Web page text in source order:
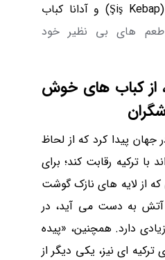
Şiş Kebap) و آدانا کباب
طعم های بی نظیر خود
از کباب های خوش
پیدا کرد که از لحاظ
با ترکیه رقابت کند؛ برای
که از لایه های نازک گوشت
آتش به دست می آید، در
دارد. همچنین، «پیده
ترکیه ای نیز، یکی دیگر از